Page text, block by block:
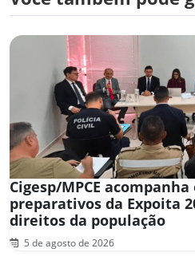
Cigesp/MPCE
preparativos da Expoita
direitos da população
5 de agosto de 2026